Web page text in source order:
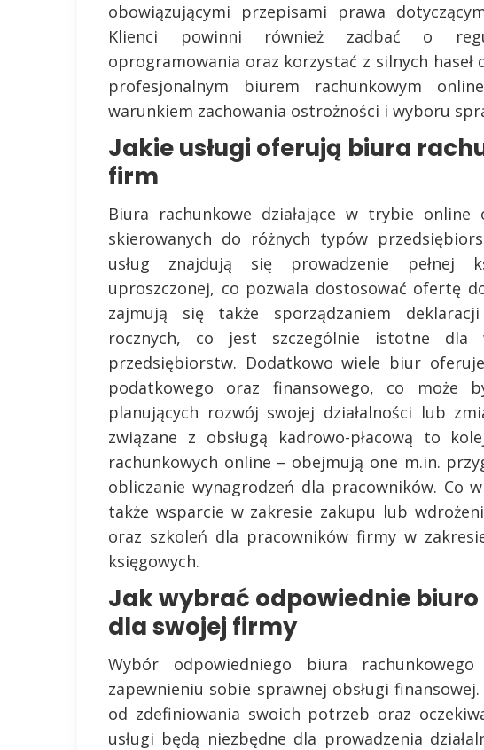
obowiązującymi przepisami prawa
Klienci powinni również zadbać o
oprogramowania oraz korzystać z silnych haseł
profesjonalnym biurem rachunkowym
warunkiem zachowania ostrożności i wyboru
Jakie usługi oferują biura
firm
Biura rachunkowe działające w trybie online
skierowanych do różnych typów
usług znajdują się prowadzenie pełnej
uproszczonej, co pozwala dostosować ofertę
zajmują się także sporządzaniem
rocznych, co jest szczególnie istotne dla
przedsiębiorstw. Dodatkowo wiele biur
podatkowego oraz finansowego, co może
planujących rozwój swojej działalności lub
związane z obsługą kadrowo-płacową to
rachunkowych online – obejmują one m.in.
obliczanie wynagrodzeń dla pracowników. Co
także wsparcie w zakresie zakupu lub
oraz szkoleń dla pracowników firmy w
księgowych.
Jak wybrać odpowiednie
dla swojej firmy
Wybór odpowiedniego biura
zapewnieniu sobie sprawnej obsługi
od zdefiniowania swoich potrzeb oraz
usługi będą niezbędne dla prowadzenia